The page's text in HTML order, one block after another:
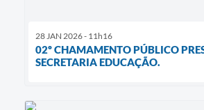
28 JAN 2026 - 11h16
02º CHAMAMENTO PÚBLICO
SECRETARIA EDUCAÇÃO.